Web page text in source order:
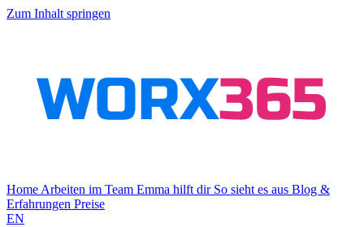
Zum Inhalt springen
Home Arbeiten im Team Emma hilft dir So sieht es aus Blog &
Erfahrungen Preise
EN